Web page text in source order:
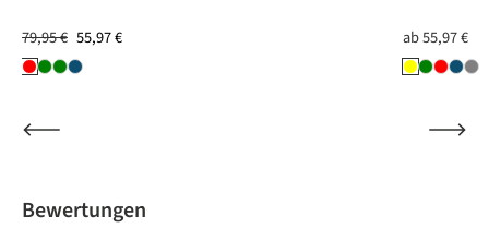
79,95 € 55,97 € ab55,97 €
Bewertungen